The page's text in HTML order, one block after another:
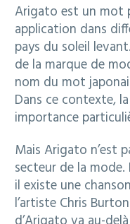
Arigato est un mot
application dans
pays du soleil
de la marque de
nom du mot
Dans ce contexte,
importance
Mais Arigato n’est
secteur de la
il existe une
l’artiste Chris